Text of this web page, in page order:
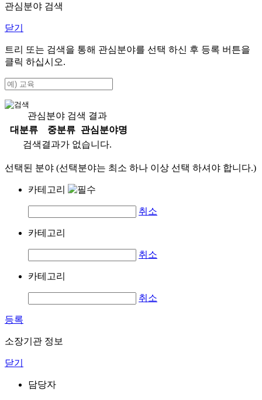
관심분야 검색
닫기
트리 또는 검색을 통해 관심분야를 선택 하신 후 등록 버튼을
클릭 하십시오.
관심분야 검색 결과
대분류
중분류
관심분야명
검색결과가 없습니다.
선택된 분야 (선택분야는 최소 하나 이상 선택 하셔야 합니다.)
카테고리
취소
카테고리
취소
카테고리
취소
등록
소장기관 정보
닫기
담당자